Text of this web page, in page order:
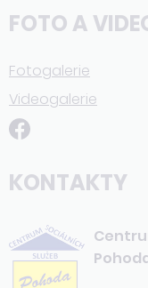
FOTO A
Fotogalerie
Videogalerie
KONTAKTY